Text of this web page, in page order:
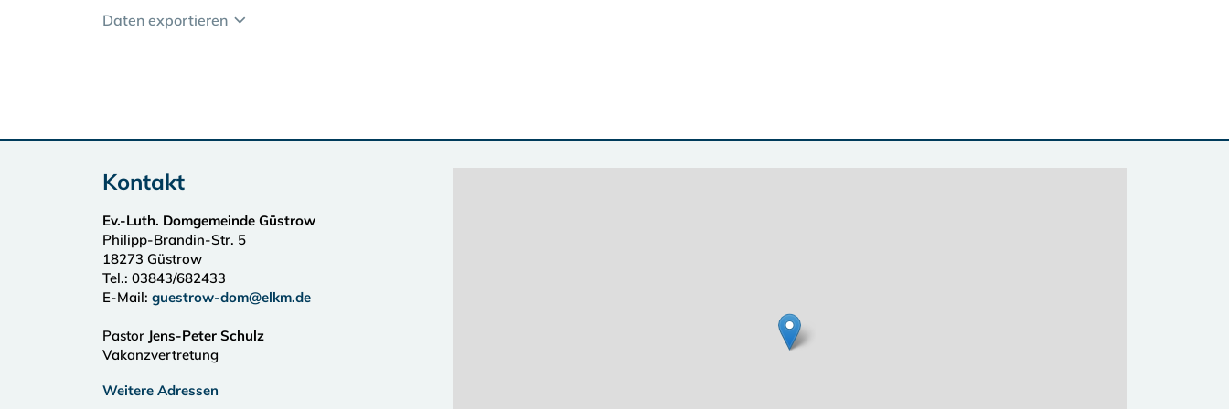
Daten exportieren
Kontakt
Ev.-Luth. Domgemeinde Güstrow
Philipp-Brandin-Str. 5
18273 Güstrow
Tel.: 03843/682433
E-Mail: guestrow-dom@elkm.de
Pastor Jens-Peter Schulz
Vakanzvertretung
Weitere Adressen